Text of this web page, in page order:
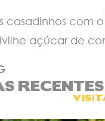
casadinhos com o
açúcar de
RECENTES